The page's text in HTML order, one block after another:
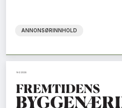
ANNONSØRINNHOLD